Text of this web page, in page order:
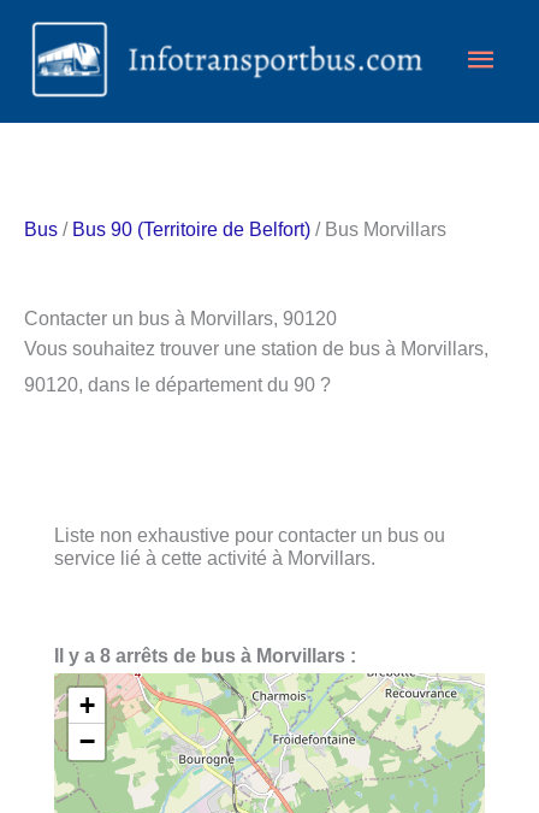
Aller
contenu
Bus / Bus 90 (Territoire de Belfort) / Bus Morvillars
Contacter un bus à Morvillars, 90120
Vous souhaitez trouver une station de bus à Morvillars,
90120, dans le département du 90 ?
Liste non exhaustive pour contacter un bus ou
service lié à cette activité à Morvillars.
Il y a 8 arrêts de bus à Morvillars :
+
−